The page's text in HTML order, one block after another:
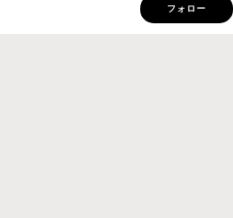
フォロー